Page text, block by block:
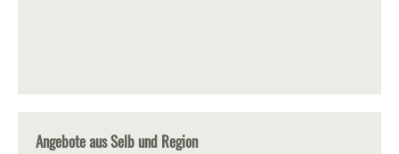
Angebote aus Selb und Region